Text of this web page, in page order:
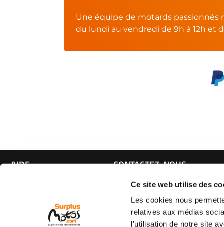
Ce site web utilise des
Les cookies nous
relatives aux médias
l'utilisation de notre site
Une équipe de motards passionnés
du lundi au vendredi de 9h à 12h et
AIDE
Qui sommes nous
CONTACTEZ-NOUS
Par e-mail :
Cliquez ici
(coût d'un appel local)